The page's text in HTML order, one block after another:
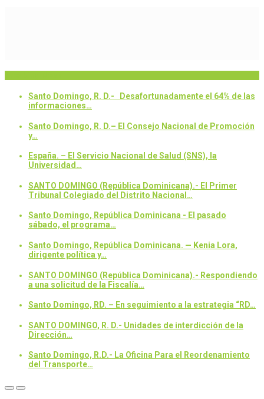
Santo Domingo, R. D.- Desafortunadamente el 64% de las
informaciones…
Santo Domingo, R. D.– El Consejo Nacional de Promoción
y…
España. – El Servicio Nacional de Salud (SNS), la
Universidad…
SANTO DOMINGO (República Dominicana).- El Primer
Tribunal Colegiado del Distrito Nacional…
Santo Domingo, República Dominicana - El pasado
sábado, el programa…
Santo Domingo, República Dominicana. — Kenia Lora,
dirigente política y…
SANTO DOMINGO (República Dominicana).- Respondiendo
a una solicitud de la Fiscalía…
Santo Domingo, RD. – En seguimiento a la estrategia “RD…
SANTO DOMINGO, R. D.- Unidades de interdicción de la
Dirección…
Santo Domingo, R.D.- La Oficina Para el Reordenamiento
del Transporte…